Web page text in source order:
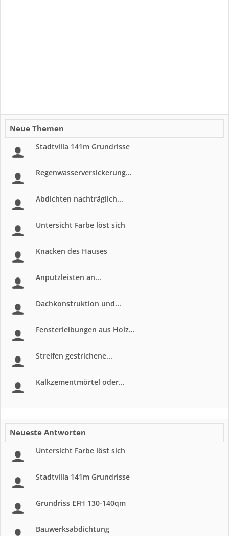
Neue Themen
Stadtvilla 141m Grundrisse
Regenwasserversickerung...
Abdichten nachträglich...
Untersicht Farbe löst sich
Knacken des Hauses
Anputzleisten an...
Dachkonstruktion und...
Fensterleibungen aus Holz...
Streifen gestrichene...
Kalkzementmörtel oder...
Neueste Antworten
Untersicht Farbe löst sich
Stadtvilla 141m Grundrisse
Grundriss EFH 130-140qm
Bauwerksabdichtung